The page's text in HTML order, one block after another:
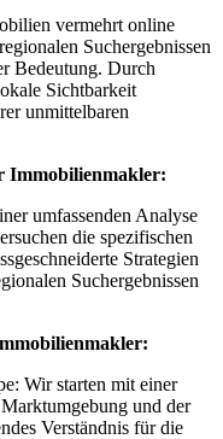
vermehrt online
Suchergebnissen
Bedeutung. Durch
Sichtbarkeit
unmittelbaren
Immobilienmakler:
umfassenden Analyse
die spezifischen
Strategien
Suchergebnissen
Wir starten mit einer
und der
Verständnis für die